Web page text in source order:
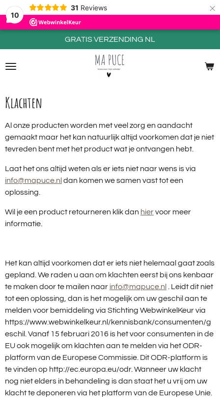
10
31 Reviews ×
GRATIS VERZENDING NL
Klachten
Al onze producten worden met veel zorg en aandacht
gemaakt maar het kan natuurlijk altijd voorkomen dat je niet
tevreden bent met het product wat je ontvangen hebt.
Laat het ons altijd weten als er iets niet naar wens is via
info@mapuce.nl dan komen we samen vast tot een
oplossing.
Wil je een product retourneren klik dan hiervoor meer
informatie.
Het kan altijd voorkomen dat er iets niet helemaal gaat zoals
gepland. We raden u aan om klachten eerst bij ons kenbaar
te maken door te mailen naar info@mapuce.nl
. Leidt dit niet
tot een oplossing, dan is het mogelijk om uw geschil aan te
melden voor bemiddeling via Stichting WebwinkelKeur via
https://www.webwinkelkeur.nl/kennisbank/consumenten/g
eschil. Vanaf 15 februari 2016 is het voor consumenten in de
EU ook mogelijk om klachten aan te melden via het ODR-
platform van de Europese Commissie. Dit ODR-platform is
te vinden op http://ec.europa.eu/odr. Wanneer uw klacht
nog niet elders in behandeling is dan staat het u vrij om uw
klacht te deponeren via het platform van de Europese Unie.